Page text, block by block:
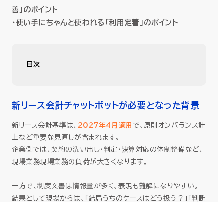
セミナー
会社情報
資料ダウンロード
EN
善」のポイント
・使い手にちゃんと使われる「利用定着」のポイント
目次
「新リース会計基準 AIアドバイザリーチャットボット」
のコツ
「資料をAIに学習させる」だけでは不十分で、回
答が難しくなることもある
と、壁打ち
新リース会計チャットボットが必要となった背景
新リース会計基準は、 2027年4月適用 で、原則オンバランス計
上など重要な見直しが含まれます。
企業側では、契約の洗い出し・判定・決算対応の体制整備など、
現場業務現場業務の負荷が大きくなります。
一方で、制度文書は情報量が多く、表現も難解になりやすい。
結果として現場からは、「結局うちのケースはどう扱う？」「判断